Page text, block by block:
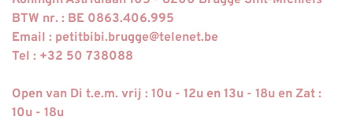
BTW nr. : BE 0863.406.995
Email : petitbibi.brugge@telenet.be
Tel : +32 50 738088
Open van Di t.e.m. vrij : 10u - 12u en 13u - 18u en Zat :
10u - 18u